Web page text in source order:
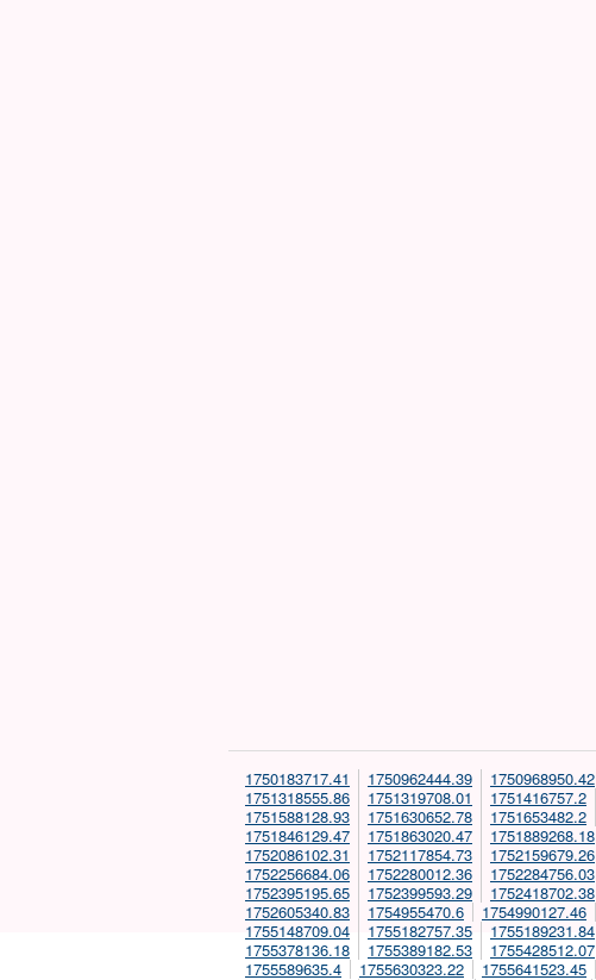
1750183717.41 1750962444.39 1750968950.42
1751318555.86
1751319708.01 1751416757.2
1751588128.93
1751630652.78 1751653482.2
1751846129.47
1751863020.47 1751889268.18
1752086102.31
1752117854.73 1752159679.26
1752256684.06
1752280012.36 1752284756.03
1752395195.65
1752399593.29 1752418702.38
1752605340.83
1754955470.6 1754990127.46
1755148709.04
1755182757.35 1755189231.84
1755378136.18
1755389182.53 1755428512.07
1755589635.4
1755630323.22 1755641523.45